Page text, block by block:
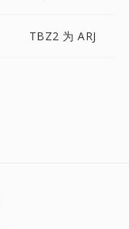
TBZ2 为 ARJ